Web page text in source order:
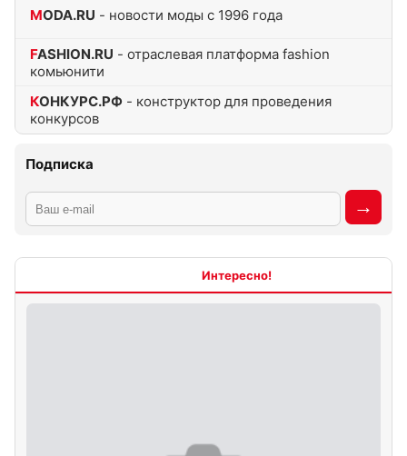
MODA.RU - новости моды с 1996 года
FASHION.RU - отраслевая платформа fashion
комьюнити
КОНКУРС.РФ - конструктор для проведения
конкурсов
Подписка